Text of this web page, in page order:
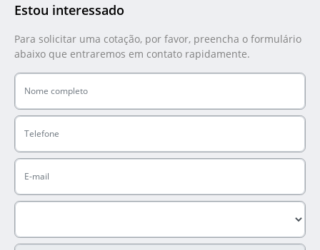
Estou interessado
Para solicitar uma cotação, por favor, preencha o formulário
abaixo que entraremos em contato rapidamente.